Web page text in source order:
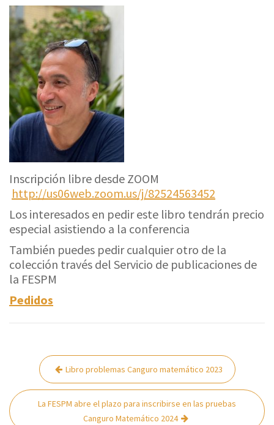
Inscripción libre desde ZOOM
http://us06web.zoom.us/j/82524563452
Los interesados en pedir este libro tendrán precio
especial asistiendo a la conferencia
También puedes pedir cualquier otro de la
colección través del Servicio de publicaciones de
la FESPM
Pedidos
Navegación
entradas
Libro problemas Canguro matemático 2023
La FESPM abre el plazo para inscribirse en las pruebas
Canguro Matemático 2024